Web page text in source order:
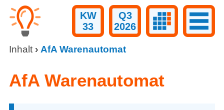
KW
33
Q3
2026
Inhalt› AfA Warenautomat
AfA Warenautomat